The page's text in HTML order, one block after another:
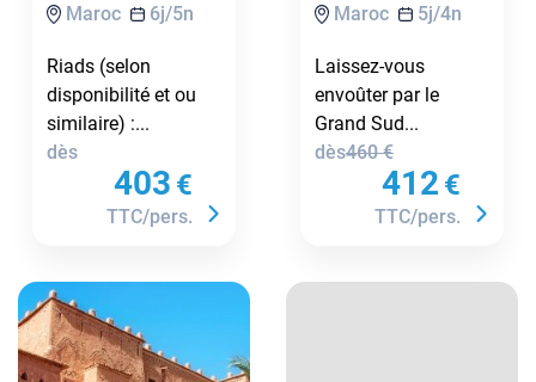
Marrakech,
oasis et désert
de Zagora
Maroc 6j/5n
Riads (selon
disponibilité et ou
similaire) :...
dès
403 €
TTC/pers.
Et Désert De
Merzouga
Maroc 5j/4n
Laissez-vous
envoûter par le
Grand Sud...
dès460€
412 €
TTC/pers.